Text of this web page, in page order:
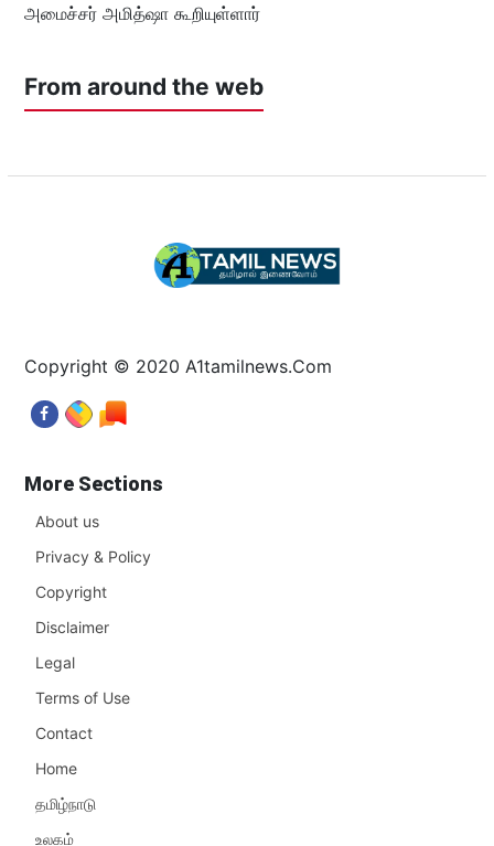
அமைச்சர் அமித்ஷா கூறியுள்ளார்
From around the web
Copyright © 2020 A1tamilnews.Com
More Sections
About us
Privacy & Policy
Copyright
Disclaimer
Legal
Terms of Use
Contact
Home
தமிழ்நாடு
உலகம்